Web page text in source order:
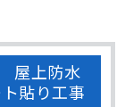
屋上防水
貼り工事